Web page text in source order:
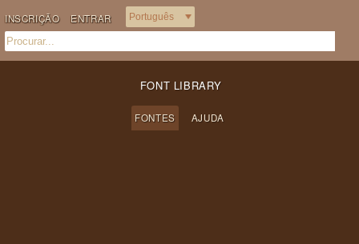
INSCRIÇÃO ENTRAR
FONT LIBRARY
FONTES AJUDA